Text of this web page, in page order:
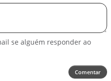
se alguém responder ao
Comentar